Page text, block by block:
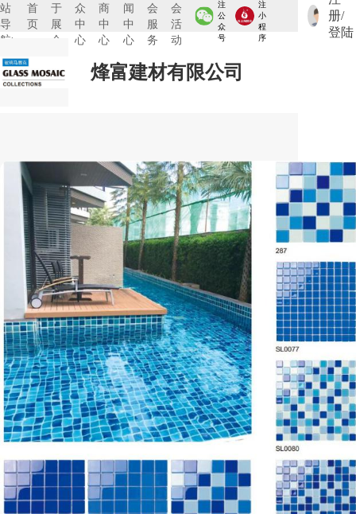
站
导
航:
首
页
于
展
会
众
中
心
商
中
心
闻
中
心
会
服
务
会
活
动
注
公
众
号
注
小
程
序
册/
登陆
烽富建材有限公司